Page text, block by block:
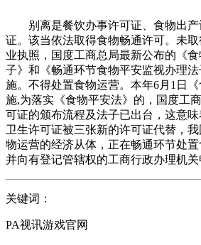
别离是餐饮办事许可证、食物出产
证。该当依法取得食物畅通许可。未
业执照，国度工商总局最新公布的《
子》和《畅通环节食物平安监视办理
施。不得处置食物运营。本年6月1日
施,为落实《食物平安法》的，国度工
可证的颁布流程及法子已出台，这意
卫生许可证被三张新的许可证代替，
物运营的经济从体，正在畅通环节处置
并向有登记管辖权的工商行政办理机关
关键词：
PA视讯游戏官网